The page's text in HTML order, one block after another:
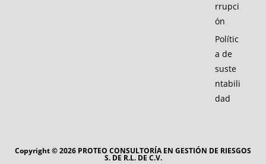
rrupci
ón
Polític
a de
suste
ntabili
dad
Copyright © 2026 PROTEO CONSULTORÍA EN GESTIÓN DE RIESGOS
S. DE R.L. DE C.V.